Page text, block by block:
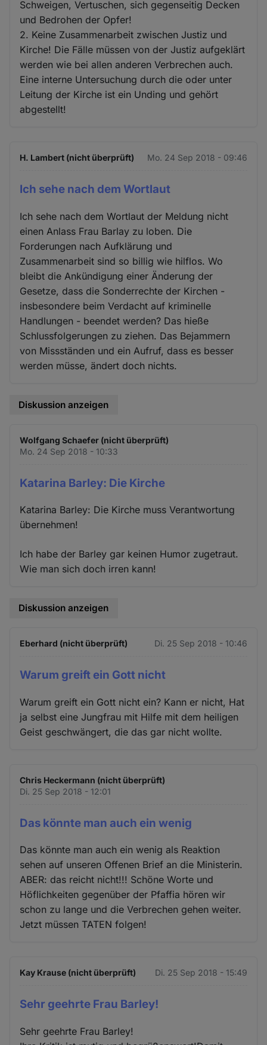
Schweigen, Vertuschen, sich gegenseitig Decken
und Bedrohen der Opfer!
2. Keine Zusammenarbeit zwischen Justiz und
Kirche! Die Fälle müssen von der Justiz aufgeklärt
werden wie bei allen anderen Verbrechen auch.
Eine interne Untersuchung durch die oder unter
Leitung der Kirche ist ein Unding und gehört
abgestellt!
H. Lambert (nicht überprüft) Mo. 24 Sep 2018 - 09:46
Ich sehe nach dem Wortlaut
Ich sehe nach dem Wortlaut der Meldung nicht
einen Anlass Frau Barlay zu loben. Die
Forderungen nach Aufklärung und
Zusammenarbeit sind so billig wie hilflos. Wo
bleibt die Ankündigung einer Änderung der
Gesetze, dass die Sonderrechte der Kirchen -
insbesondere beim Verdacht auf kriminelle
Handlungen - beendet werden? Das hieße
Schlussfolgerungen zu ziehen. Das Bejammern
von Missständen und ein Aufruf, dass es besser
werden müsse, ändert doch nichts.
Diskussion anzeigen
Wolfgang Schaefer (nicht überprüft)
Mo. 24 Sep 2018 - 10:33
Katarina Barley: Die Kirche
Katarina Barley: Die Kirche muss Verantwortung
übernehmen!
Ich habe der Barley gar keinen Humor zugetraut.
Wie man sich doch irren kann!
Diskussion anzeigen
Eberhard (nicht überprüft) Di. 25 Sep 2018 - 10:46
Warum greift ein Gott nicht
Warum greift ein Gott nicht ein? Kann er nicht, Hat
ja selbst eine Jungfrau mit Hilfe mit dem heiligen
Geist geschwängert, die das gar nicht wollte.
Chris Heckermann (nicht überprüft)
Di. 25 Sep 2018 - 12:01
Das könnte man auch ein wenig
Das könnte man auch ein wenig als Reaktion
sehen auf unseren Offenen Brief an die Ministerin.
ABER: das reicht nicht!!! Schöne Worte und
Höflichkeiten gegenüber der Pfaffia hören wir
schon zu lange und die Verbrechen gehen weiter.
Jetzt müssen TATEN folgen!
Kay Krause (nicht überprüft) Di. 25 Sep 2018 - 15:49
Sehr geehrte Frau Barley!
Sehr geehrte Frau Barley!